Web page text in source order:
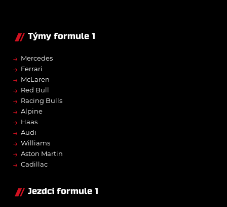
Týmy formule 1
→ Mercedes
→ Ferrari
→ McLaren
→ Red Bull
→ Racing Bulls
→ Alpine
→ Haas
→ Audi
→ Williams
→ Aston Martin
→ Cadillac
Jezdci formule 1